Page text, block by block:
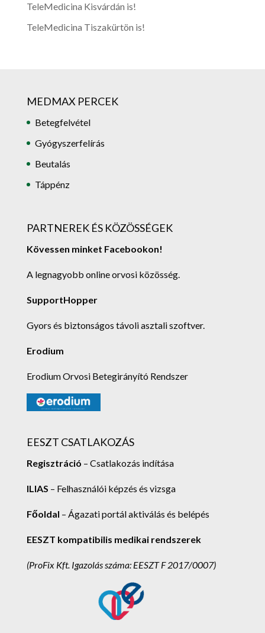
TeleMedicina Kisvárdán is!
TeleMedicina Tiszakürtön is!
MEDMAX PERCEK
Betegfelvétel
Gyógyszerfelírás
Beutalás
Táppénz
PARTNEREK ÉS KÖZÖSSÉGEK
Kövessen minket Facebookon!
A legnagyobb online orvosi közösség.
SupportHopper
Gyors és biztonságos távoli asztali szoftver.
Erodium
Erodium Orvosi Betegirányító Rendszer
EESZT CSATLAKOZÁS
Regisztráció – Csatlakozás indítása
ILIAS – Felhasználói képzés és vizsga
Főoldal – Ágazati portál aktiválás és belépés
EESZT kompatibilis medikai rendszerek
(ProFix Kft. Igazolás száma: EESZT F 2017/0007)